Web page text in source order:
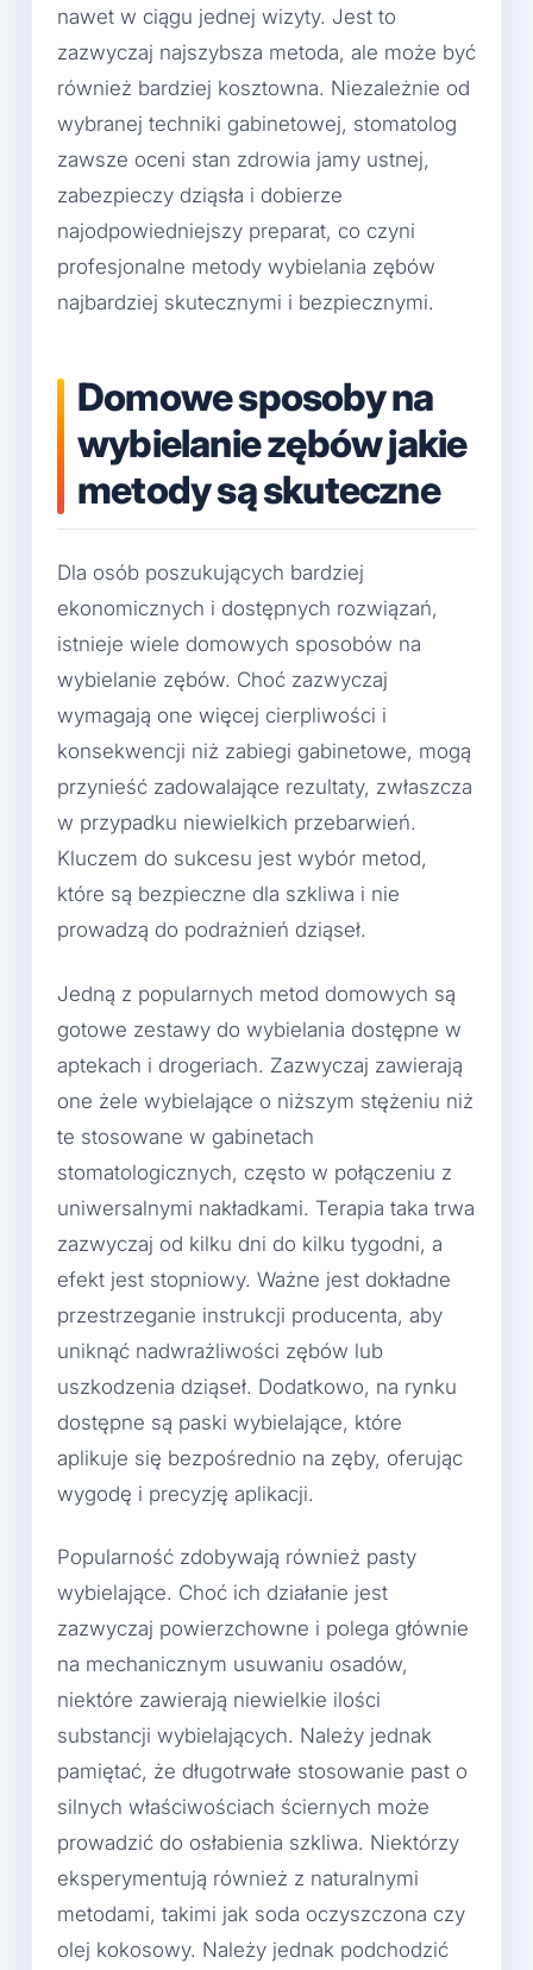
nawet w ciągu jednej wizyty. Jest to
zazwyczaj najszybsza metoda, ale może być
również bardziej kosztowna. Niezależnie od
wybranej techniki gabinetowej, stomatolog
zawsze oceni stan zdrowia jamy ustnej,
zabezpieczy dziąsła i dobierze
najodpowiedniejszy preparat, co czyni
profesjonalne metody wybielania zębów
najbardziej skutecznymi i bezpiecznymi.
Domowe sposoby na
wybielanie zębów jakie
metody są skuteczne
Dla osób poszukujących bardziej
ekonomicznych i dostępnych rozwiązań,
istnieje wiele domowych sposobów na
wybielanie zębów. Choć zazwyczaj
wymagają one więcej cierpliwości i
konsekwencji niż zabiegi gabinetowe, mogą
przynieść zadowalające rezultaty, zwłaszcza
w przypadku niewielkich przebarwień.
Kluczem do sukcesu jest wybór metod,
które są bezpieczne dla szkliwa i nie
prowadzą do podrażnień dziąseł.
Jedną z popularnych metod domowych są
gotowe zestawy do wybielania dostępne w
aptekach i drogeriach. Zazwyczaj zawierają
one żele wybielające o niższym stężeniu niż
te stosowane w gabinetach
stomatologicznych, często w połączeniu z
uniwersalnymi nakładkami. Terapia taka trwa
zazwyczaj od kilku dni do kilku tygodni, a
efekt jest stopniowy. Ważne jest dokładne
przestrzeganie instrukcji producenta, aby
uniknąć nadwrażliwości zębów lub
uszkodzenia dziąseł. Dodatkowo, na rynku
dostępne są paski wybielające, które
aplikuje się bezpośrednio na zęby, oferując
wygodę i precyzję aplikacji.
Popularność zdobywają również pasty
wybielające. Choć ich działanie jest
zazwyczaj powierzchowne i polega głównie
na mechanicznym usuwaniu osadów,
niektóre zawierają niewielkie ilości
substancji wybielających. Należy jednak
pamiętać, że długotrwałe stosowanie past o
silnych właściwościach ściernych może
prowadzić do osłabienia szkliwa. Niektórzy
eksperymentują również z naturalnymi
metodami, takimi jak soda oczyszczona czy
olej kokosowy. Należy jednak podchodzić